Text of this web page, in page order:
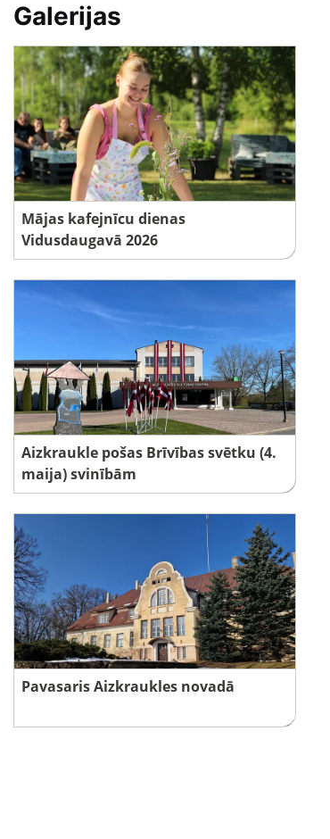
Galerijas
Mājas kafejnīcu dienas
Vidusdaugavā 2026
Aizkraukle pošas Brīvības svētku (4.
maija) svinībām
Pavasaris Aizkraukles novadā